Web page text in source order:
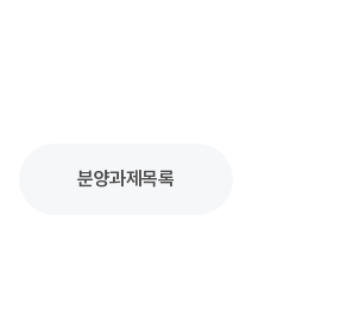
분양과제목록